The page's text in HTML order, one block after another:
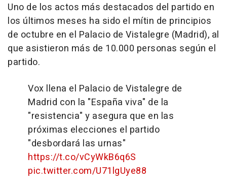
Uno de los actos más destacados del partido en
los últimos meses ha sido el mítin de principios
de octubre en el Palacio de Vistalegre (Madrid), al
que asistieron más de 10.000 personas según el
partido.
Vox llena el Palacio de Vistalegre de
Madrid con la "España viva" de la
"resistencia" y asegura que en las
próximas elecciones el partido
"desbordará las urnas"
https://t.co/vCyWkB6q6S
pic.twitter.com/U71lgUye88